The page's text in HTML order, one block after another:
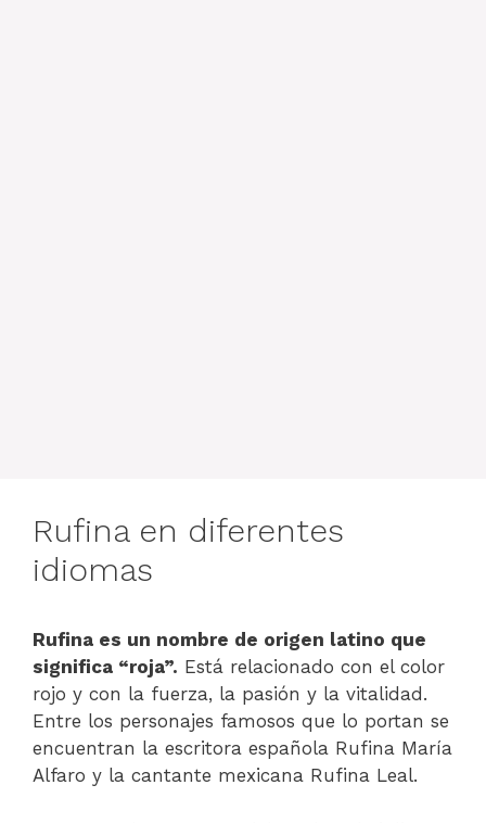
Rufina en diferentes
idiomas
Rufina es un nombre de origen latino que
significa “roja”. Está relacionado con el color
rojo y con la fuerza, la pasión y la vitalidad.
Entre los personajes famosos que lo portan se
encuentran la escritora española Rufina María
Alfaro y la cantante mexicana Rufina Leal.